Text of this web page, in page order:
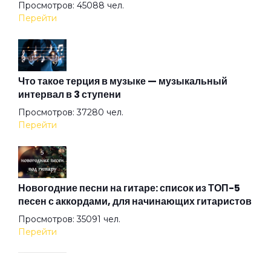
Квартира в Москве
Котозависимость
Круглосуточно красивая женщина
Курица
Лучший подарок
Просмотров: 45088 чел.
Перейти
Что такое терция в музыке — музыкальный
интервал в 3 ступени
Просмотров: 37280 чел.
Перейти
Новогодние песни на гитаре: список из ТОП-5
песен с аккордами, для начинающих гитаристов
Просмотров: 35091 чел.
Перейти